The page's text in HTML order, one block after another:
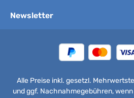
Newsletter
Alle Preise inkl. gesetzl.
und ggf. Nachnahmegebühren,